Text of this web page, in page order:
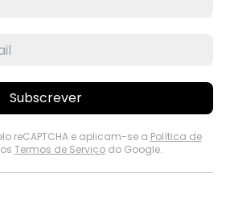
Subscrever
reCAPTCHA e aplicam-se a Política de
Termos de Serviçodo Google.